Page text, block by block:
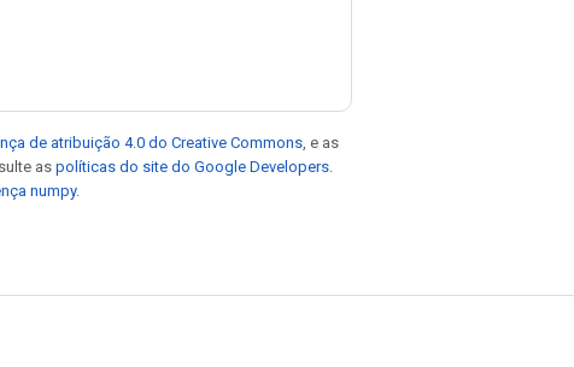
de atribuição 4.0 do Creative Commons , e as
aspolíticas do site do Google Developers
numpy.